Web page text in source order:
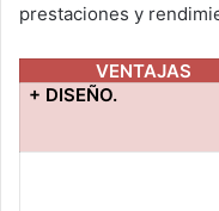
prestaciones y
VENTAJAS
+ DISEÑO.